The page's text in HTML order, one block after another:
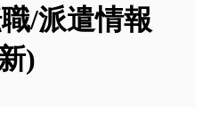
/派遣情報
)